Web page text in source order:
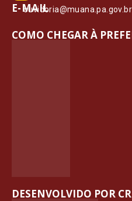
E-MAIL
ouvidoria@muana.pa.gov.br
COMO CHEGAR À
DESENVOLVIDO POR